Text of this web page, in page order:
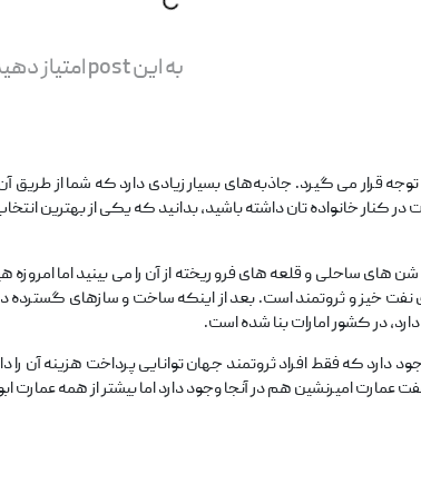
به این post امتیاز دهید
قرار می‌ گیرد. جاذبه‌های بسیار زیادی دارد که شما از
در کنار خانواده‌ تان داشته باشید، بدانید که یکی از بهترین
که در ۱۰۰ سال گذشته فقط شن‌ های ساحلی و قلعه‌ های فرو ریخته از آن را می‌
خیز و ثروتمند است. بعد از اینکه ساخت و سازهای گسترده
در کشور امارات بنا شده است.
که فقط افراد ثروتمند جهان توانایی پرداخت هزینه آن را
امیرنشین هم در آنجا وجود دارد اما بیشتر از همه